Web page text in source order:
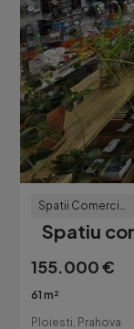
Spatiu
155.000 €
61 m²
Ploiesti, Prahova